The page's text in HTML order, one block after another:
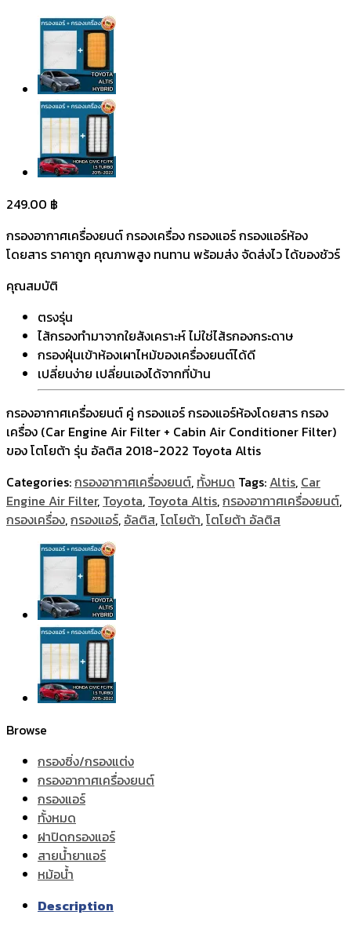
249.00 ฿
กรองอากาศเครื่องยนต์ กรองเครื่อง กรองแอร์ กรองแอร์ห้อง
โดยสาร ราคาถูก คุณภาพสูง ทนทาน พร้อมส่ง จัดส่งไว ได้ของชัวร์
คุณสมบัติ
ตรงรุ่น
ไส้กรองทำมาจากใยสังเคราะห์ ไม่ใช่ไส้รกองกระดาษ
กรองฝุ่นเข้าห้องเผาไหม้ของเครื่องยนต์ได้ดี
เปลี่ยนง่าย เปลี่ยนเองได้จากที่บ้าน
กรองอากาศเครื่องยนต์ คู่ กรองแอร์ กรองแอร์ห้องโดยสาร กรอง
เครื่อง (Car Engine Air Filter + Cabin Air Conditioner Filter)
ของ โตโยต้า รุ่น อัลติส 2018-2022 Toyota Altis
Categories:กรองอากาศเครื่องยนต์, ทั้งหมด Tags: Altis, Car
Engine Air Filter, Toyota, Toyota Altis,กรองอากาศเครื่องยนต์,
กรองเครื่อง,กรองแอร์, อัลติส,โตโยต้า,โตโยต้า อัลติส
Browse
กรองซิ่ง/กรองแต่ง
กรองอากาศเครื่องยนต์
กรองแอร์
ทั้งหมด
ฝาปิดกรองแอร์
สายน้ำยาแอร์
หม้อน้ำ
Description